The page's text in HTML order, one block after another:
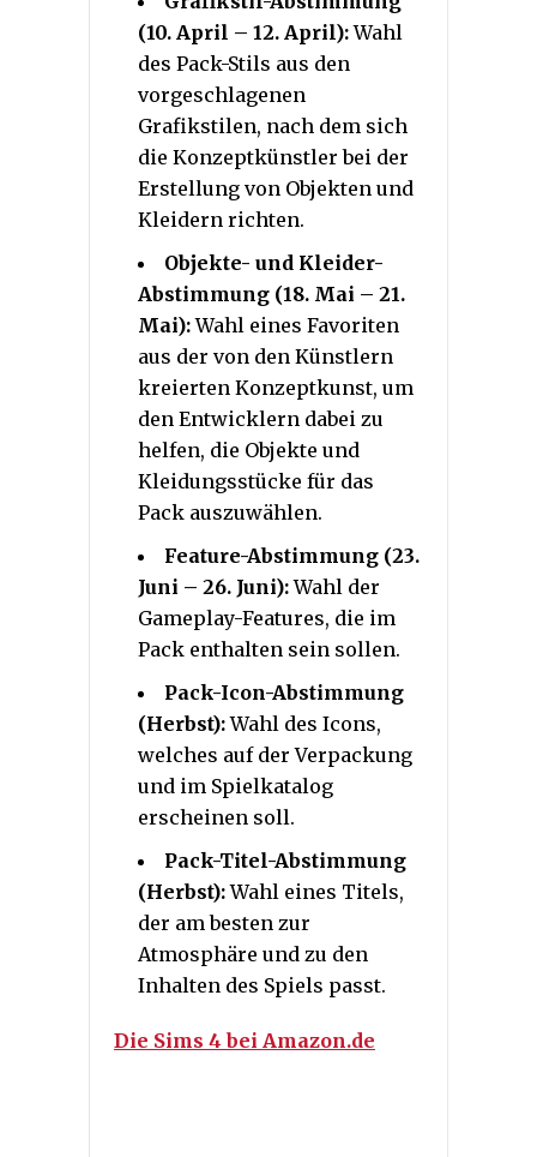
(10. April – 12. April):Wahl
des Pack-Stils aus den
vorgeschlagenen
Grafikstilen, nach dem sich
die Konzeptkünstler bei der
Erstellung von Objekten und
Kleidern richten.
Objekte- und Kleider-
Abstimmung (18. Mai – 21.
Mai):Wahl eines Favoriten
aus der von den Künstlern
kreierten Konzeptkunst, um
den Entwicklern dabei zu
helfen, die Objekte und
Kleidungsstücke für das
Pack auszuwählen.
Feature-Abstimmung (23.
Juni – 26. Juni):Wahl der
Gameplay-Features, die im
Pack enthalten sein sollen.
Pack-Icon-Abstimmung
(Herbst):Wahl des Icons,
welches auf der Verpackung
und im Spielkatalog
erscheinen soll.
Pack-Titel-Abstimmung
(Herbst):Wahl eines Titels,
der am besten zur
Atmosphäre und zu den
Inhalten des Spiels passt.
Die Sims 4 bei Amazon.de